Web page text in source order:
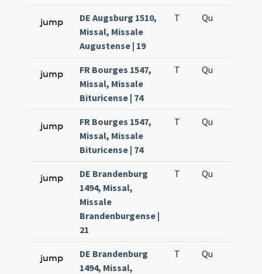
jump
DE Augsburg 1510,
Missal, Missale
Augustense | 19
T Qu
jump
FR Bourges 1547,
Missal, Missale
Bituricense | 74
T Qu
jump
FR Bourges 1547,
Missal, Missale
Bituricense | 74
T Qu
jump
DE Brandenburg
1494, Missal,
Missale
Brandenburgense |
21
T Qu
jump
DE Brandenburg
1494, Missal,
T Qu